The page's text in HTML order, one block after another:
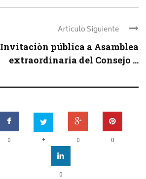
Articulo Siguiente
Invitaciòn pública a Asamblea
extraordinaria del Consejo ...
0 + 0 0
0